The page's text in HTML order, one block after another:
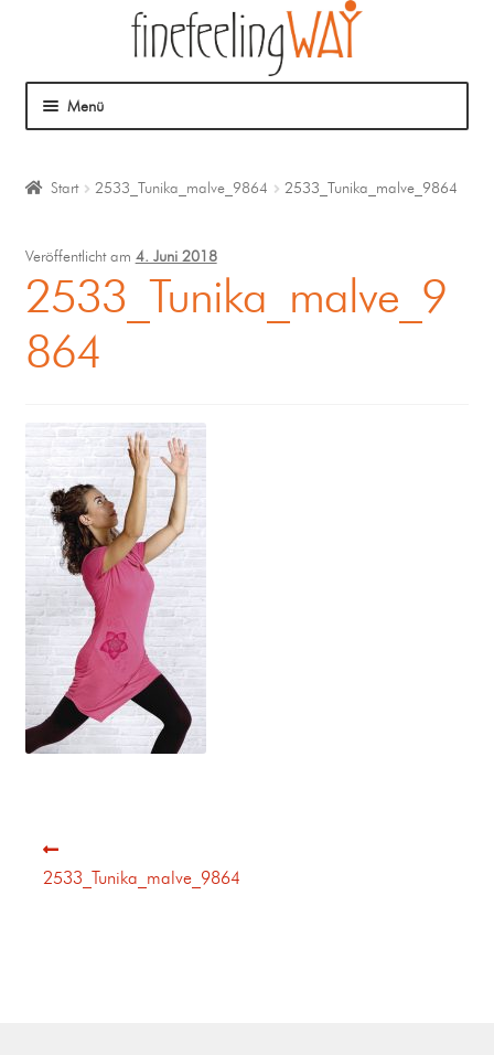
Menü
Coaching
Klangmassage
Start 2533_Tunika_malve_9864 2533_Tunika_malve_9864
Veröffentlicht am 4. Juni 2018
2533_Tunika_malve_9
864
2533_Tunika_malve_9864